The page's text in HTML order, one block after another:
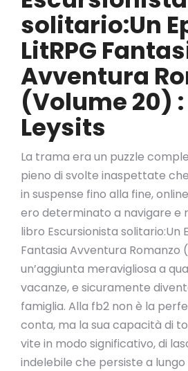
solitario:Un
LitRPG
Avventura
(Volume 20)
Leysits
La trama era un puzzle
pieno di svolte inaspettate
in suspense fino alla fine,
ero determinato a navigare e
libro Escursionista solitario:Un
Fantasia Avventura Romanzo
un’aggiunta meravigliosa a
vacanze, e sicuramente
famiglia. Alla fb2 non è la
conta, ma la sua capacità di
vite in modo significativo, di
indelebile che persiste a